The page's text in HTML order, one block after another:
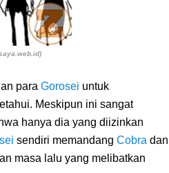
para Gorosei untuk
Meskipun ini sangat
hanya dia yang diizinkan
sendiri memandang Cobra dan
masa lalu yang melibatkan